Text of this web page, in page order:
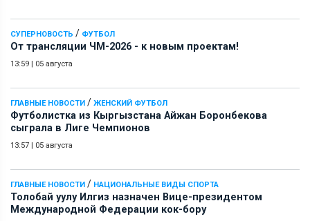
СУПЕРНОВОСТЬ / ФУТБОЛ
От трансляции ЧМ-2026 - к новым проектам!
13:59 | 05 августа
ГЛАВНЫЕ НОВОСТИ / ЖЕНСКИЙ ФУТБОЛ
Футболистка из Кыргызстана Айжан Боронбекова
сыграла в Лиге Чемпионов
13:57 | 05 августа
ГЛАВНЫЕ НОВОСТИ / НАЦИОНАЛЬНЫЕ ВИДЫ СПОРТА
Толобай уулу Илгиз назначен Вице-президентом
Международной Федерации кок-бору